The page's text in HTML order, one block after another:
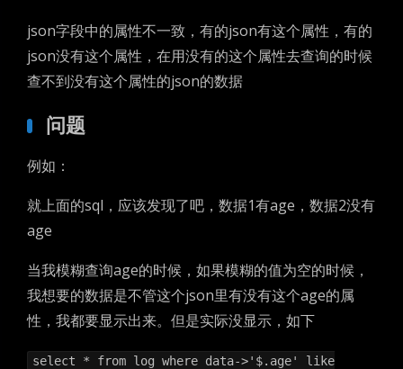
json字段中的属性不一致，有的json有这个属性，有的
json没有这个属性，在用没有的这个属性去查询的时候
查不到没有这个属性的json的数据
问题
例如：
就上面的sql，应该发现了吧，数据1有age，数据2没有
age
当我模糊查询age的时候，如果模糊的值为空的时候，
我想要的数据是不管这个json里有没有这个age的属
性，我都要显示出来。但是实际没显示，如下
select * from log where data->'$.age' like